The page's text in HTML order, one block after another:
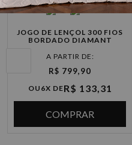
JOGO DE LENÇOL 300 FIOS
BORDADO DIAMANT
R$ 799,90
OU 6X DER$ 133,31
COMPRAR